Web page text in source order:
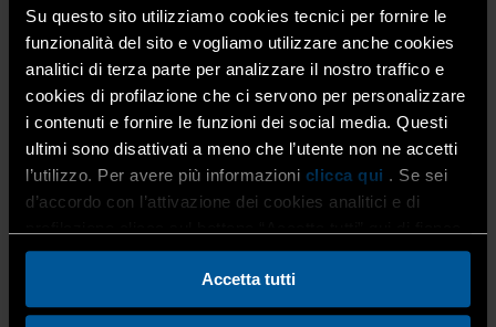
Su questo sito utilizziamo cookies tecnici per fornire le
funzionalità del sito e vogliamo utilizzare anche cookies
analitici di terza parte per analizzare il nostro traffico e
cookies di profilazione che ci servono per personalizzare
i contenuti e fornire le funzioni dei social media. Questi
ultimi sono disattivati a meno che l’utente non ne accetti
l’utilizzo. Per avere più informazioni clicca qui . Se sei
d’accordo con l’attivazione dei cookies analitici e di
Accetta tutti
L’Assessore all’Ambiente del Comune di Bergamo,
Stefano Zenoni, ha fatto una panoramica sulle politiche
energetiche dell’Amministrazione comunale, di cui il
Teleriscaldamento costituisce uno degli elementi più
messi in atto “nuovi, innovativi e straordinari
provvedimenti di contenimento delle spese e del
dispendio energetico negli edifici del comune”.